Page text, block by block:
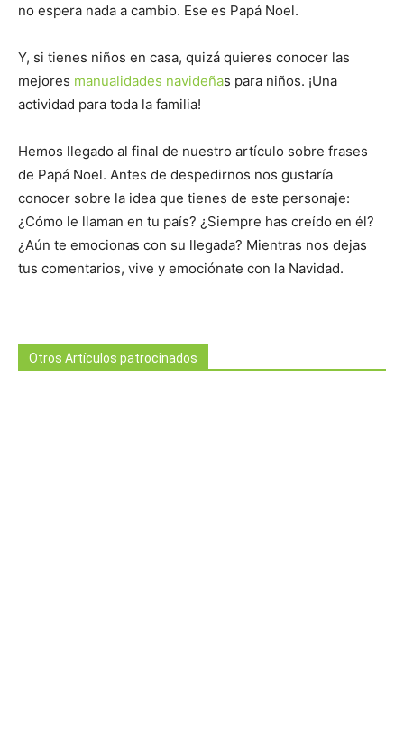
no espera nada a cambio. Ese es Papá Noel.
Y, si tienes niños en casa, quizá quieres conocer las
mejores manualidades navideñas para niños. ¡Una
actividad para toda la familia!
Hemos llegado al final de nuestro artículo sobre frases
de Papá Noel. Antes de despedirnos nos gustaría
conocer sobre la idea que tienes de este personaje:
¿Cómo le llaman en tu país? ¿Siempre has creído en él?
¿Aún te emocionas con su llegada? Mientras nos dejas
tus comentarios, vive y emociónate con la Navidad.
Otros Artículos patrocinados